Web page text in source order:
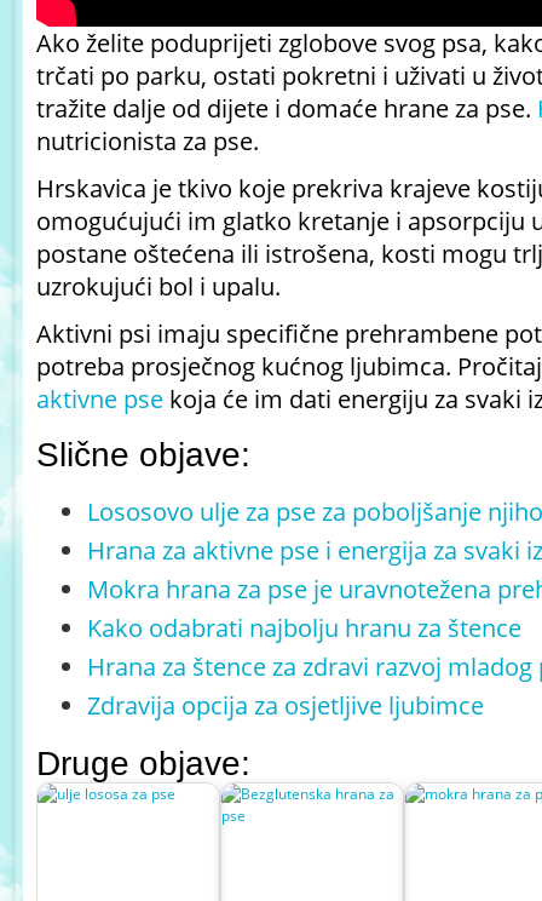
Ako želite poduprijeti zglobove svog psa,
trčati po parku, ostati pokretni i uživati ​​u
tražite dalje od dijete i domaće hrane za pse.
nutricionista za pse.
Hrskavica je tkivo koje prekriva krajeve
omogućujući im glatko kretanje i apsorpciju
postane oštećena ili istrošena, kosti mogu
uzrokujući bol i upalu.
Aktivni psi imaju specifične prehrambene
potreba prosječnog kućnog ljubimca.
aktivne pse koja će im dati energiju za svaki
Slične objave:
Lososovo ulje za pse za poboljšanje
Hrana za aktivne pse i energija za svaki
Mokra hrana za pse je uravnotežena
Kako odabrati najbolju hranu za štence
Hrana za štence za zdravi razvoj mladog
Zdravija opcija za osjetljive ljubimce
Druge objave: